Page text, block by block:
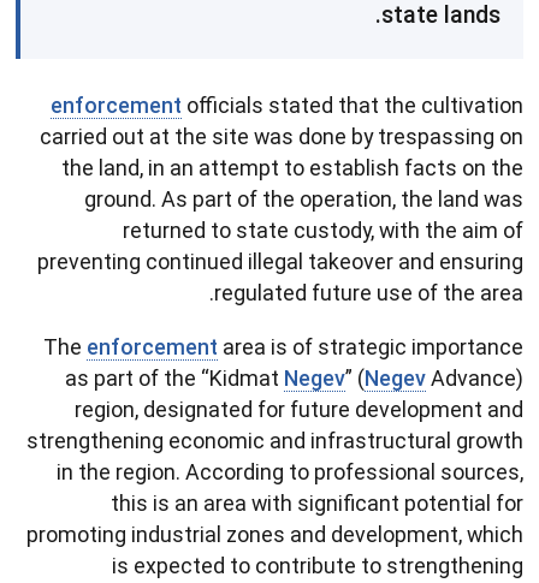
state lands.
enforcement officials stated that the cultivation
carried out at the site was done by trespassing on
the land, in an attempt to establish facts on the
ground. As part of the operation, the land was
returned to state custody, with the aim of
preventing continued illegal takeover and ensuring
regulated future use of the area.
The enforcement area is of strategic importance
as part of the “Kidmat Negev” (NegevAdvance)
region, designated for future development and
strengthening economic and infrastructural growth
in the region. According to professional sources,
this is an area with significant potential for
promoting industrial zones and development, which
is expected to contribute to strengthening